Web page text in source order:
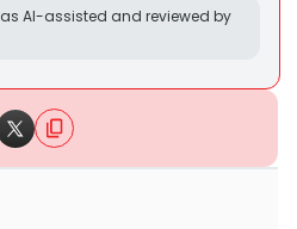
AI-assisted and reviewed by